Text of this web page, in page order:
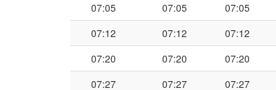
07:05
07:05 07:05
07:12
07:12 07:12
07:20
07:20 07:20
07:27
07:27 07:27